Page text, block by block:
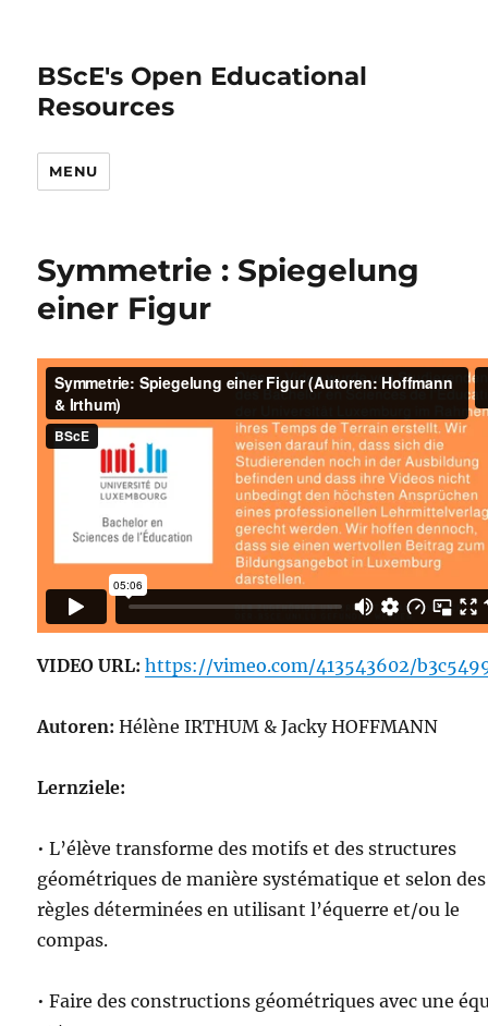
BScE's Open Educational
Resources
MENU
Symmetrie : Spiegelung
einer Figur
VIDEO URL:https://vimeo.com/413543602/
Autoren: Hélène IRTHUM & Jacky HOFFMANN
Lernziele:
• L’élève transforme des motifs et des structures
géométriques de manière systématique et selon des
règles déterminées en utilisant l’équerre et/ou le
compas.
• Faire des constructions géométriques avec une